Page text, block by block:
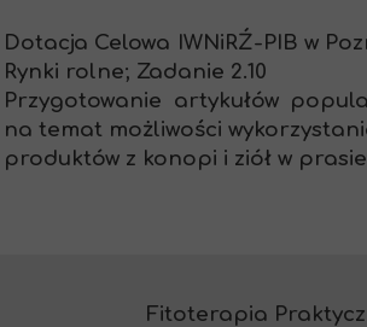
Fitoterapia
Dotacja Celowa IWNiRŹ-PIB w
Rynki rolne; Zadanie 2.10
Przygotowanie artykułów
na temat możliwości
produktów z konopi i ziół w